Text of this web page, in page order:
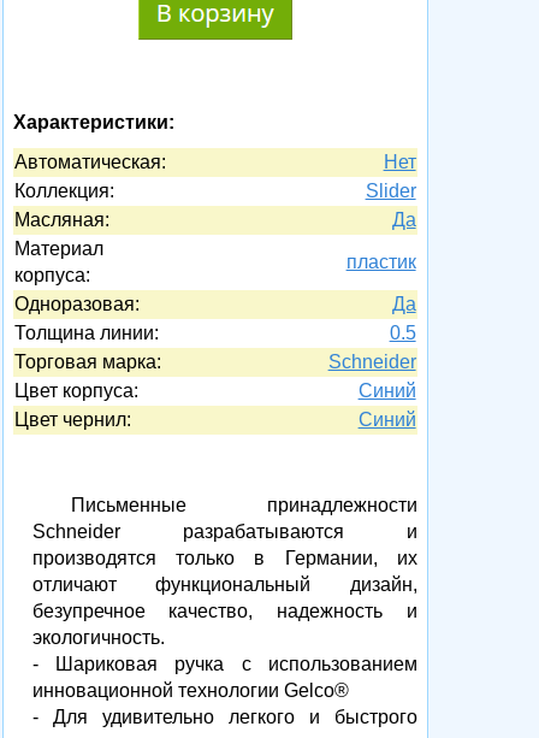
Характеристики:
Автоматическая:
Нет
Коллекция:
Slider
Масляная:
Да
Материал
корпуса:
пластик
Одноразовая:
Да
Толщина линии:
0.5
Торговая марка:
Schneider
Цвет корпуса:
Синий
Цвет чернил:
Синий
Письменные принадлежности
Schneider разрабатываются и
производятся только в Германии, их
отличают функциональный дизайн,
безупречное качество, надежность и
экологичность.
- Шариковая ручка с использованием
инновационной технологии Gelco®
- Для удивительно легкого и быстрого